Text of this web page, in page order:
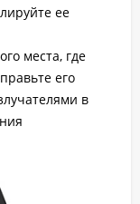
ее
места, где
его
в